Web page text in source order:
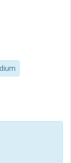
procedure
performed.